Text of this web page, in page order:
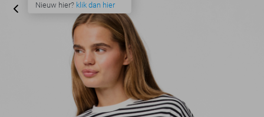
Nieuw hier? klik dan hier